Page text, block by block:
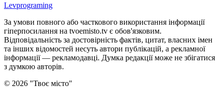
Levprograming
За умови повного або часткового використання iнформацiї
гіперпосилання на tvoemisto.tv є обов'язковим.
Відповідальність за достовірність фактів, цитат, власних імен
та інших відомостей несуть автори публікацій, а рекламної
інформації — рекламодавці. Думка редакцiї може не збiгатися
з думкою авторiв.
© 2026 "Твоє місто"